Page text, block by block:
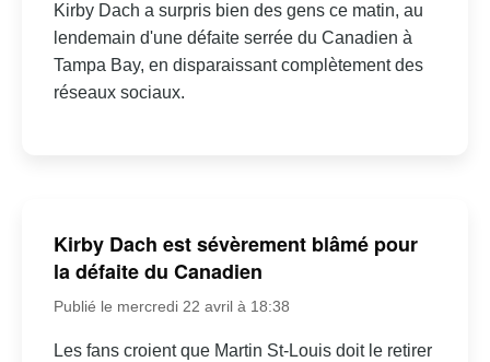
Kirby Dach a surpris bien des gens ce matin, au
lendemain d'une défaite serrée du Canadien à
Tampa Bay, en disparaissant complètement des
réseaux sociaux.
Kirby Dach est sévèrement blâmé pour
la défaite du Canadien
Publié le mercredi 22 avril à 18:38
Les fans croient que Martin St-Louis doit le retirer